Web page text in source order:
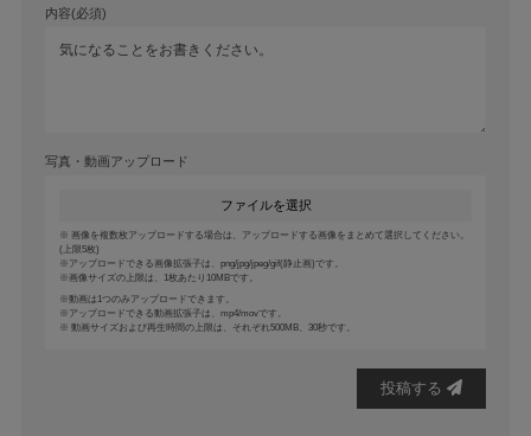
内容(必須)
写真・動画アップロード
ファイルを選択
画像を複数枚アップロードする場合は、アップロードする画像をまとめて選択してください。
(上限5枚)
アップロードできる画像拡張子は、png/jpg/jpeg/gif(静止画)です。
画像サイズの上限は、1枚あたり10MBです。
動画は1つのみアップロードできます。
アップロードできる動画拡張子は、mp4/movです。
動画サイズおよび再生時間の上限は、それぞれ500MB、30秒です。
投稿する